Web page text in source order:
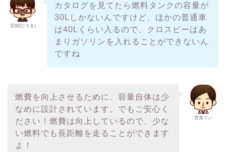
宏樹(ひろき)
カタログを見てたら燃料タンクの容量が
30Lしかないんですけど、ほかの普通車
は40Lくらい入るので、クロスビーはあ
まりガソリンを入れることができないん
ですね
営業マン
燃費を向上させるために、容量自体は少
なめに設計されています。でもご安心く
ださい！燃費は向上しているので、少な
い燃料でも長距離を走ることができます
よ！